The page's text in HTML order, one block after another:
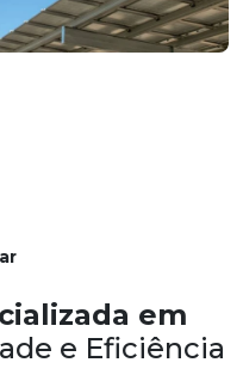
em
e Eficiência